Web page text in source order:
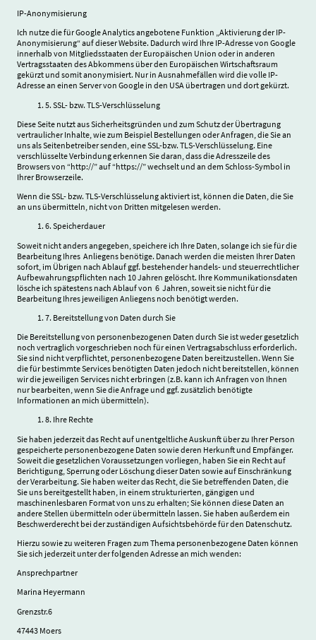
IP-Anonymisierung
Ich nutze die für Google Analytics angebotene Funktion „Aktivierung der IP-
Anonymisierung“ auf dieser Website. Dadurch wird Ihre IP-Adresse von Google
innerhalb von Mitgliedsstaaten der Europäischen Union oder in anderen
Vertragsstaaten des Abkommens über den Europäischen Wirtschaftsraum
gekürzt und somit anonymisiert. Nur in Ausnahmefällen wird die volle IP-
Adresse an einen Server von Google in den USA übertragen und dort gekürzt.
5. SSL- bzw. TLS-Verschlüsselung
Diese Seite nutzt aus Sicherheitsgründen und zum Schutz der Übertragung
vertraulicher Inhalte, wie zum Beispiel Bestellungen oder Anfragen, die Sie an
uns als Seitenbetreiber senden, eine SSL-bzw. TLS-Verschlüsselung. Eine
verschlüsselte Verbindung erkennen Sie daran, dass die Adresszeile des
Browsers von “http://” auf “https://” wechselt und an dem Schloss-Symbol in
Ihrer Browserzeile.
Wenn die SSL- bzw. TLS-Verschlüsselung aktiviert ist, können die Daten, die Sie
an uns übermitteln, nicht von Dritten mitgelesen werden.
6. Speicherdauer
Soweit nicht anders angegeben, speichere ich Ihre Daten, solange ich sie für die
Bearbeitung Ihres Anliegens benötige. Danach werden die meisten Ihrer Daten
sofort, im Übrigen nach Ablauf ggf. bestehender handels- und steuerrechtlicher
Aufbewahrungspflichten nach 10 Jahren gelöscht. Ihre Kommunikationsdaten
lösche ich spätestens nach Ablauf von 6 Jahren, soweit sie nicht für die
Bearbeitung Ihres jeweiligen Anliegens noch benötigt werden.
7. Bereitstellung von Daten durch Sie
Die Bereitstellung von personenbezogenen Daten durch Sie ist weder gesetzlich
noch vertraglich vorgeschrieben noch für einen Vertragsabschluss erforderlich.
Sie sind nicht verpflichtet, personenbezogene Daten bereitzustellen. Wenn Sie
die für bestimmte Services benötigten Daten jedoch nicht bereitstellen, können
wir die jeweiligen Services nicht erbringen (z.B. kann ich Anfragen von Ihnen
nur bearbeiten, wenn Sie die Anfrage und ggf. zusätzlich benötigte
Informationen an mich übermitteln).
8. Ihre Rechte
Sie haben jederzeit das Recht auf unentgeltliche Auskunft über zu Ihrer Person
gespeicherte personenbezogene Daten sowie deren Herkunft und Empfänger.
Soweit die gesetzlichen Voraussetzungen vorliegen, haben Sie ein Recht auf
Berichtigung, Sperrung oder Löschung dieser Daten sowie auf Einschränkung
der Verarbeitung. Sie haben weiter das Recht, die Sie betreffenden Daten, die
Sie uns bereitgestellt haben, in einem strukturierten, gängigen und
maschinenlesbaren Format von uns zu erhalten; Sie können diese Daten an
andere Stellen übermitteln oder übermitteln lassen. Sie haben außerdem ein
Beschwerderecht bei der zuständigen Aufsichtsbehörde für den Datenschutz.
Hierzu sowie zu weiteren Fragen zum Thema personenbezogene Daten können
Sie sich jederzeit unter der folgenden Adresse an mich wenden:
Ansprechpartner
Marina Heyermann
Grenzstr.6
47443 Moers